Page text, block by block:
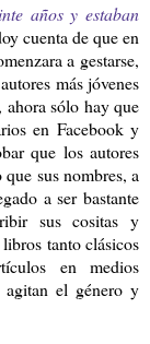
años y estaban
cuenta de que en
a gestarse,
más jóvenes
sólo hay que
en Facebook y
que los autores
sus nombres, a
a ser bastante
sus cositas y
tanto clásicos
en medios
agitan el género y